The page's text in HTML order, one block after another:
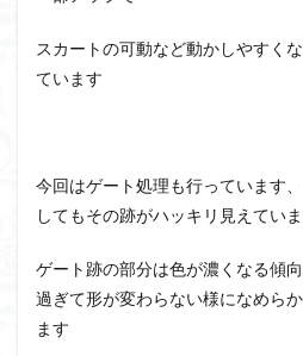
スカートの可動など動かしやすく
ています
今回はゲート処理も行っています
してもその跡がハッキリ見えてい
ゲート跡の部分は色が濃くなる傾
過ぎて形が変わらない様になめら
ます